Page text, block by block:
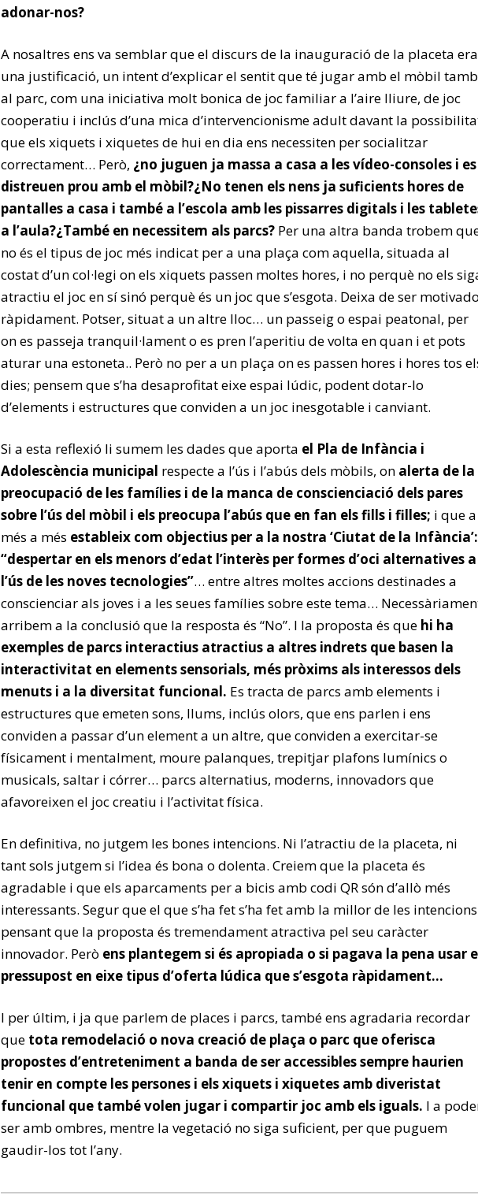
adonar-nos?
A nosaltres ens va semblar que el discurs de la inauguració de la placeta era
una justificació, un intent d’explicar el sentit que té jugar amb el mòbil
al parc, com una iniciativa molt bonica de joc familiar a l’aire lliure, de joc
cooperatiu i inclús d’una mica d’intervencionisme adult davant la
que els xiquets i xiquetes de hui en dia ens necessiten per socialitzar
correctament… Però, ¿no juguen ja massa a casa a les vídeo-consoles i es
distreuen prou amb el mòbil?¿No tenen els nens ja suficients hores de
pantalles a casa i també a l’escola amb les pissarres digitals i les
a l’aula?¿També en necessitem als parcs? Per una altra banda trobem
no és el tipus de joc més indicat per a una plaça com aquella, situada al
costat d’un col·legi on els xiquets passen moltes hores, i no perquè no els
atractiu el joc en sí sinó perquè és un joc que s’esgota. Deixa de ser
ràpidament. Potser, situat a un altre lloc… un passeig o espai peatonal, per
on es passeja tranquil·lament o es pren l’aperitiu de volta en quan i et pots
aturar una estoneta.. Però no per a un plaça on es passen hores i hores tos
dies; pensem que s’ha desaprofitat eixe espai lúdic, podent dotar-lo
d’elements i estructures que conviden a un joc inesgotable i canviant.
Si a esta reflexió li sumem les dades que aporta el Pla de Infància i
Adolescència municipal respecte a l’ús i l’abús dels mòbils, on alerta de la
preocupació de les famílies i de la manca de conscienciació dels pares
sobre l’ús del mòbil i els preocupa l’abús que en fan els fills i filles; i que a
més a més estableix com objectius per a la nostra ‘Ciutat de la Infància’:
“despertar en els menors d’edat l’interès per formes d’oci alternatives a
l’ús de les noves tecnologies”… entre altres moltes accions destinades a
conscienciar als joves i a les seues famílies sobre este tema…
arribem a la conclusió que la resposta és “No”. I la proposta és que hi ha
exemples de parcs interactius atractius a altres indrets que basen la
interactivitat en elements sensorials, més pròxims als interessos dels
menuts i a la diversitat funcional. Es tracta de parcs amb elements i
estructures que emeten sons, llums, inclús olors, que ens parlen i ens
conviden a passar d’un element a un altre, que conviden a exercitar-se
físicament i mentalment, moure palanques, trepitjar plafons lumínics o
musicals, saltar i córrer… parcs alternatius, moderns, innovadors que
afavoreixen el joc creatiu i l’activitat física.
En definitiva, no jutgem les bones intencions. Ni l’atractiu de la placeta, ni
tant sols jutgem si l’idea és bona o dolenta. Creiem que la placeta és
agradable i que els aparcaments per a bicis amb codi QR són d’allò més
interessants. Segur que el que s’ha fet s’ha fet amb la millor de les
pensant que la proposta és tremendament atractiva pel seu caràcter
innovador. Però ens plantegem si és apropiada o si pagava la pena usar
pressupost en eixe tipus d’oferta lúdica que s’esgota ràpidament…
I per últim, i ja que parlem de places i parcs, també ens agradaria recordar
que tota remodelació o nova creació de plaça o parc que oferisca
propostes d’entreteniment a banda de ser accessibles sempre haurien
tenir en compte les persones i els xiquets i xiquetes amb diveristat
funcional que també volen jugar i compartir joc amb els iguals. I a
ser amb ombres, mentre la vegetació no siga suficient, per que puguem
gaudir-los tot l’any.